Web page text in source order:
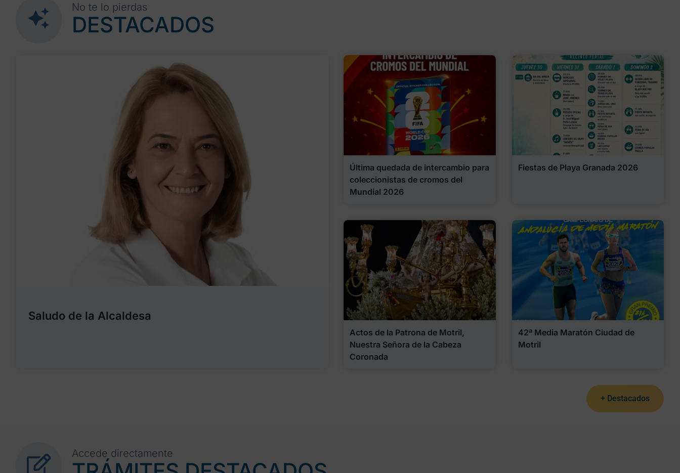
No te lo pierdas
DESTACADOS
Saludo de la Alcaldesa
Última quedada de intercambio para
coleccionistas de cromos del
Mundial 2026
Fiestas de Playa Granada 2026
Actos de la Patrona de Motril,
Nuestra Señora de la Cabeza
Coronada
42ª Media Maratón Ciudad de
Motril
+ Destacados
Accede directamente